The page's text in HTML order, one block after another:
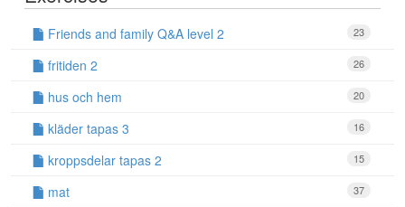
23
Friends and family Q&A level 2
26
fritiden 2
20
hus och hem
16
kläder tapas 3
15
kroppsdelar tapas 2
37
mat